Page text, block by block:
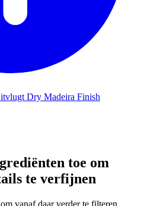
Dry Madeira Finish
toe om
te verfijnen
vanaf daar verder te filteren.